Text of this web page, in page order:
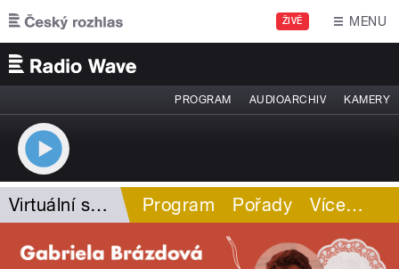
Přejít k hlavnímu obsahu
ŽIVĚ MENU
PROGRAM AUDIOARCHIV KAMERY
Virtuální světy J. Colea Program Pořady Více…